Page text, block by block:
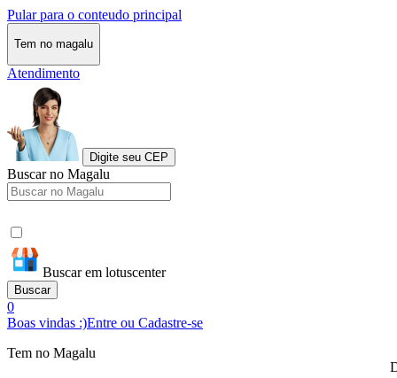
Pular para o conteudo principal
Tem no magalu
Atendimento
Digite seu CEP
Buscar no Magalu
Buscar em lotuscenter
Buscar
0
Boas vindas :)Entre ou Cadastre-se
Tem no Magalu